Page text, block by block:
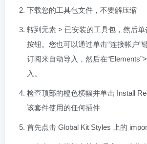
下载您的工具包文件，不要解压缩
转到元素 > 已安装的工具包，然后
按钮。您也可以通过单击“连接帐户”
订阅来自动导入，然后在
入。
检查顶部的橙色横幅并单击 Install
该套件使用的任何插件
首先点击 Global Kit Styles 上的